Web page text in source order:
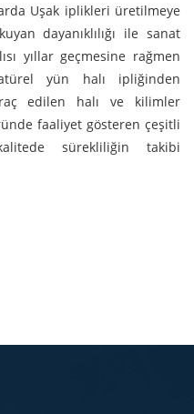
Uşak iplikleri üretilmeye
dayanıklılığı ile sanat
yıllar geçmesine rağmen
yün halı ipliğinden
edilen halı ve kilimler
faaliyet gösteren çeşitli
sürekliliğin takibi